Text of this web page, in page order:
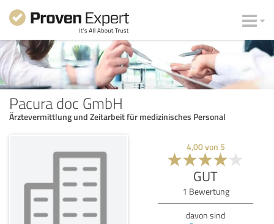
Pacura doc GmbH
Ärztevermittlung und Zeitarbeit für medizinisches Personal
4,00von 5
GUT
1 Bewertung
davon sind